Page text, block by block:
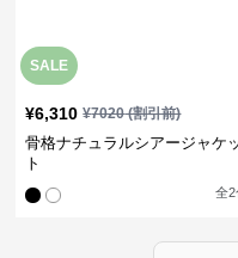
SALE
¥6,310 ¥7020(割引前)
骨格ナチュラルシアージャケ
ト
全2